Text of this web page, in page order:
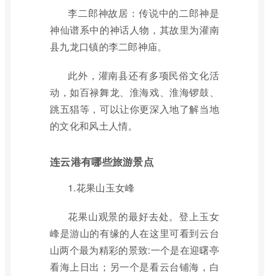
李二郎神故居：传说中的二郎神是
神仙谱系中的神话人物，其故里为灌南
县九龙口镇的李二郎神庙。
此外，灌南县还有多项民俗文化活
动，如百禄舞龙、淮海戏、淮海锣鼓、
跳五猖等，可以让你更深入地了解当地
的文化和风土人情。
连云港有哪些旅游景点
1.花果山玉女峰
花果山观景的最好去处。登上玉女
峰是游山的有缘的人在这里可看到云台
山两个最为精彩的景致:一个是在迎曙亭
看海上日出；另一个是看云台铺海，白